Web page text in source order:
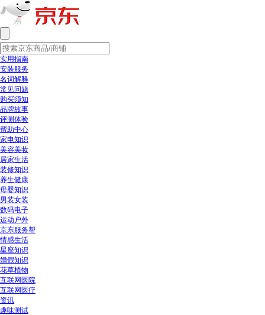
实用指南
安装服务
名词解释
常见问题
购买须知
品牌故事
评测体验
帮助中心
家电知识
美容美妆
居家生活
装修知识
养生健康
母婴知识
男装女装
数码电子
运动户外
京东服务帮
情感生活
星座知识
婚假知识
花草植物
互联网医院
互联网医疗
资讯
趣味测试